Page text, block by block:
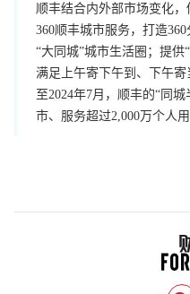
顺丰结合内外部市场变化
360顺丰城市服务，打造
“大同城”城市生活圈；提供
满足上午寄下午到、下午
至2024年7月，顺丰的“同
市、服务超过2,000万个人